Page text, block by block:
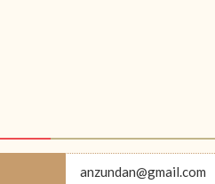
anzundan@gmail.com